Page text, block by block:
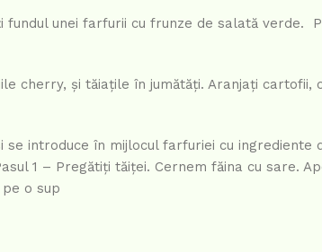
unei farfurii cu frunze de salată verde.
cherry, și tăiațile în jumătăți. Aranjați cartofii,
introduce în mijlocul farfuriei cu ingrediente
1 – Pregătiți tăiței. Cernem făina cu sare.
o sup